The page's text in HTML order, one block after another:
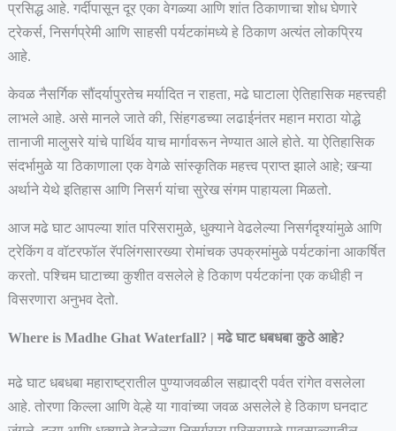
प्रसिद्ध आहे. गर्दीपासून दूर एका वेगळ्या आणि शांत ठिकाणाचा शोध घेणारे
ट्रेकर्स, निसर्गप्रेमी आणि साहसी पर्यटकांमध्ये हे ठिकाण अत्यंत लोकप्रिय
आहे.
केवळ नैसर्गिक सौंदर्यापुरतेच मर्यादित न राहता, मढे घाटाला ऐतिहासिक महत्त्वही
लाभले आहे. असे मानले जाते की, सिंहगडच्या लढाईनंतर महान मराठा योद्धे
तानाजी मालुसरे यांचे पार्थिव याच मार्गावरून नेण्यात आले होते. या ऐतिहासिक
संदर्भामुळे या ठिकाणाला एक वेगळे सांस्कृतिक महत्त्व प्राप्त झाले आहे; खऱ्या
अर्थाने येथे इतिहास आणि निसर्ग यांचा सुरेख संगम पाहायला मिळतो.
आज मढे घाट आपल्या शांत परिसरामुळे, धुक्याने वेढलेल्या निसर्गदृश्यांमुळे आणि
ट्रेकिंग व वॉटरफॉल रॅपलिंगसारख्या रोमांचक उपक्रमांमुळे पर्यटकांना आकर्षित
करतो. पश्चिम घाटाच्या कुशीत वसलेले हे ठिकाण पर्यटकांना एक कधीही न
विसरणारा अनुभव देतो.
Where is Madhe Ghat Waterfall? | मढे घाट धबधबा कुठे आहे?
मढे घाट धबधबा महाराष्ट्रातील पुण्याजवळील सह्याद्री पर्वत रांगेत वसलेला
आहे. तोरणा किल्ला आणि वेल्हे या गावांच्या जवळ असलेले हे ठिकाण घनदाट